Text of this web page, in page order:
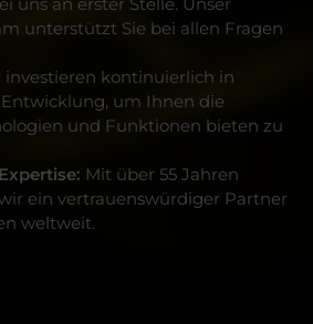
unterstützt Sie bei allen Fragen
investieren kontinuierlich in
um Ihnen die
und Funktionen bieten zu
Mit über 55 Jahren
ein vertrauenswürdiger Partner
weltweit.